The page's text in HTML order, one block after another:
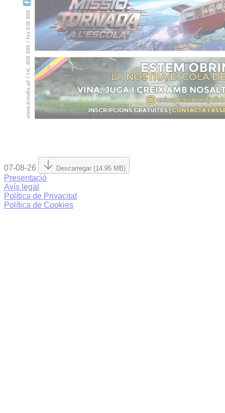
07-08-26 Descarregar (14.95 MB)
Presentació
Avís legal
Política de Privacitat
Política de Cookies